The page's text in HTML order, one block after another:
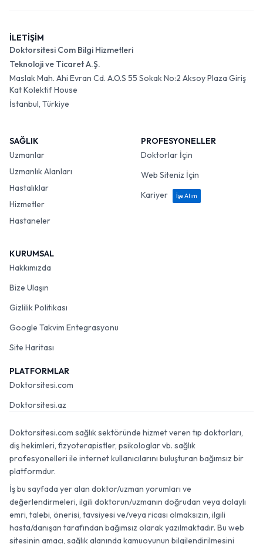
İLETİŞİM
Doktorsitesi Com Bilgi Hizmetleri
Teknoloji ve Ticaret A.Ş.
Maslak Mah. Ahi Evran Cd. A.O.S 55 Sokak No:2 Aksoy Plaza Giriş
Kat Kolektif House
İstanbul, Türkiye
SAĞLIK
Uzmanlar
Uzmanlık Alanları
Hastalıklar
Hizmetler
Hastaneler
PROFESYONELLER
Doktorlar İçin
Web Siteniz İçin
Kariyer
İşe Alım
KURUMSAL
Hakkımızda
Bize Ulaşın
Gizlilik Politikası
Google Takvim Entegrasyonu
Site Haritası
PLATFORMLAR
Doktorsitesi.com
Doktorsitesi.az
Doktorsitesi.com sağlık sektöründe hizmet veren tıp doktorları,
diş hekimleri, fizyoterapistler, psikologlar vb. sağlık
profesyonelleri ile internet kullanıcılarını buluşturan bağımsız bir
platformdur.
İş bu sayfada yer alan doktor/uzman yorumları ve
değerlendirmeleri, ilgili doktorun/uzmanın doğrudan veya dolaylı
emri, talebi, önerisi, tavsiyesi ve/veya ricası olmaksızın, ilgili
hasta/danışan tarafından bağımsız olarak yazılmaktadır. Bu web
sitesinin amacı, sağlık alanında kamuoyunun bilgilendirilmesini